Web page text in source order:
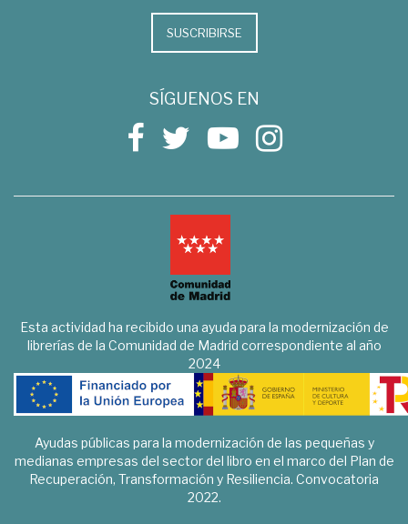
SUSCRIBIRSE
SÍGUENOS EN
Esta actividad ha recibido una ayuda para la modernización de
librerías de la Comunidad de Madrid correspondiente al año
2024
Ayudas públicas para la modernización de las pequeñas y
medianas empresas del sector del libro en el marco del Plan de
Recuperación, Transformación y Resiliencia. Convocatoria
2022.